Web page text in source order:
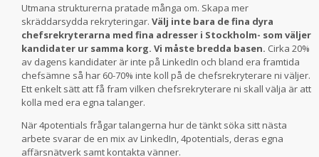
Utmana strukturerna pratade många om. Skapa mer
skräddarsydda rekryteringar. Välj inte bara de fina dyra
chefsrekryterarna med fina adresser i Stockholm- som väljer
kandidater ur samma korg. Vi måste bredda basen. Cirka 20%
av dagens kandidater är inte på LinkedIn och bland era framtida
chefsämne så har 60-70% inte koll på de chefsrekryterare ni väljer.
Ett enkelt sätt att få fram vilken chefsrekryterare ni skall välja är att
kolla med era egna talanger.
När 4potentials frågar talangerna hur de tänkt söka sitt nästa
arbete svarar de en mix av LinkedIn, 4potentials, deras egna
affärsnätverk samt kontakta vänner.